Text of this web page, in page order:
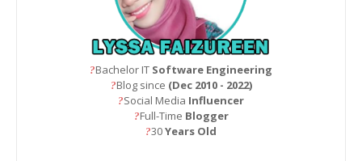
?Bachelor IT Software Engineering
?Blog since (Dec 2010 - 2022)
?Social Media Influencer
?Full-Time Blogger
?30Years Old